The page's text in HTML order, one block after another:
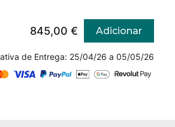
845,00 € Adicionar
de Entrega: 25/04/26 a 05/05/26